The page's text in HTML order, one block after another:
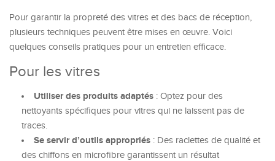
Pour garantir la propreté des vitres et des bacs de réception,
plusieurs techniques peuvent être mises en œuvre. Voici
quelques conseils pratiques pour un entretien efficace.
Pour les vitres
Utiliser des produits adaptés : Optez pour des
nettoyants spécifiques pour vitres qui ne laissent pas de
traces.
Se servir d’outils appropriés : Des raclettes de qualité et
des chiffons en microfibre garantissent un résultat